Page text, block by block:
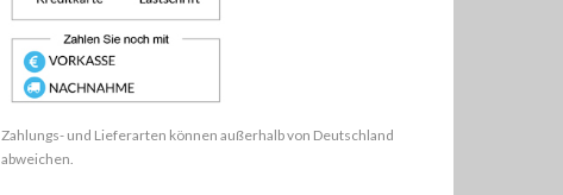
Zahlungs- und Lieferarten können außerhalb von Deutschland
abweichen.